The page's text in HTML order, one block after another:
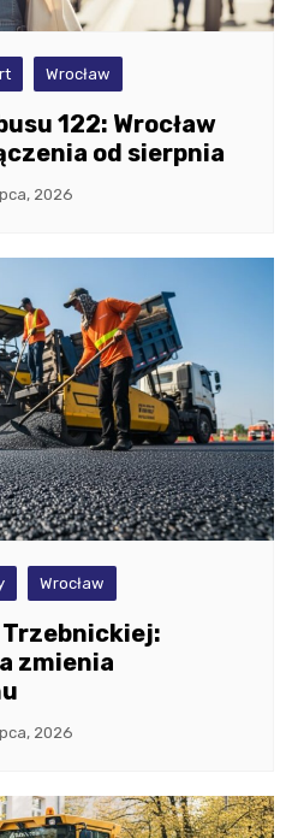
Wrocław
122: Wrocław
od sierpnia
2026
Wrocław
Trzebnickiej:
zmienia
2026